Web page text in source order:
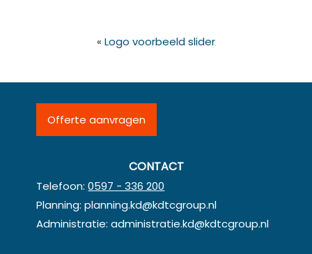
« Logo voorbeeld slider
Offerte aanvragen
CONTACT
Telefoon:0597 - 336 200
Planning:planning.kd@kdtcgroup.nl
Administratie:administratie.kd@kdtcgroup.nl